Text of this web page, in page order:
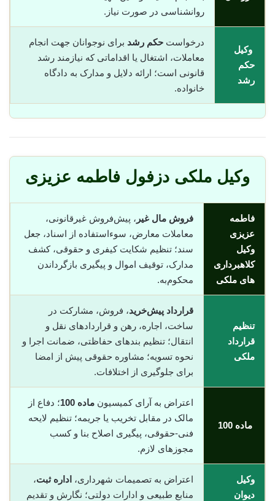
روانشناسی در صورت نیاز.
وکیل
حکم
رشد
درخواست حکم رشد برای نوجوانان جهت انجام
معاملات، اشتغال یا اقداماتی که نیازمند رشد
قانونی است؛ ارائه دلایل و مدارک به دادگاه
خانواده.
وکیل ملکی دزفول فاطمه عزیزی
فاطمه
عزیزی
وکیل
کلاهبرداری
های ملکی
فروش مال غیر ، پیش‌فروش غیرقانونی،
معاملات معارض، سوء‌استفاده از اسناد، جعل
سند؛ تنظیم شکایت کیفری و حقوقی، کشف
مدارک، توقیف اموال و پیگیری بازگرداندن
محکوم‌به.
تنظیم
قرارداد
ملکی
قرارداد پیش‌خرید، فروش، مشارکت در
ساخت، اجاره، رهن و قراردادهای نقل و
انتقال؛ تنظیم بندهای حفاظتی، ضمانت اجرا و
نحوه تسویه؛ مشاوره حقوقی پیش از امضا
برای جلوگیری از اختلافات.
ماده 100
اعتراض به آرای کمیسیون ماده 100
؛ دفاع از
مالک در مقابل تخریب یا جریمه؛ تنظیم لایحه
فنی-حقوقی، پیگیری اصلاح بنا و کسب
مجوزهای لازم.
وکیل
دیوان
اعتراض به تصمیمات شهرداری، اداره ثبت،
منابع طبیعی و ادارات دولتی؛ نگارش و تقدیم